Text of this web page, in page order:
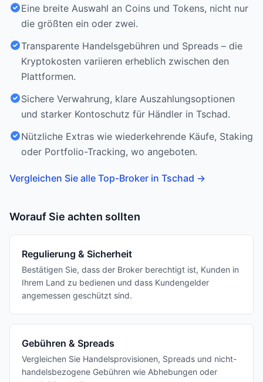
Eine breite Auswahl an Coins und Tokens, nicht nur
die größten ein oder zwei.
Transparente Handelsgebühren und Spreads – die
Kryptokosten variieren erheblich zwischen den
Plattformen.
Sichere Verwahrung, klare Auszahlungsoptionen
und starker Kontoschutz für Händler in Tschad.
Nützliche Extras wie wiederkehrende Käufe, Staking
oder Portfolio-Tracking, wo angeboten.
Vergleichen Sie alle Top-Broker in Tschad →
Worauf Sie achten sollten
Regulierung & Sicherheit
Bestätigen Sie, dass der Broker berechtigt ist, Kunden in
Ihrem Land zu bedienen und dass Kundengelder
angemessen geschützt sind.
Gebühren & Spreads
Vergleichen Sie Handelsprovisionen, Spreads und nicht-
handelsbezogene Gebühren wie Abhebungen oder